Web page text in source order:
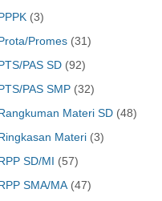
(3)
Promes (31)
PAS SD (92)
PAS SMP (32)
Materi SD (48)
Materi (3)
SD/MI (57)
SMA/MA (47)